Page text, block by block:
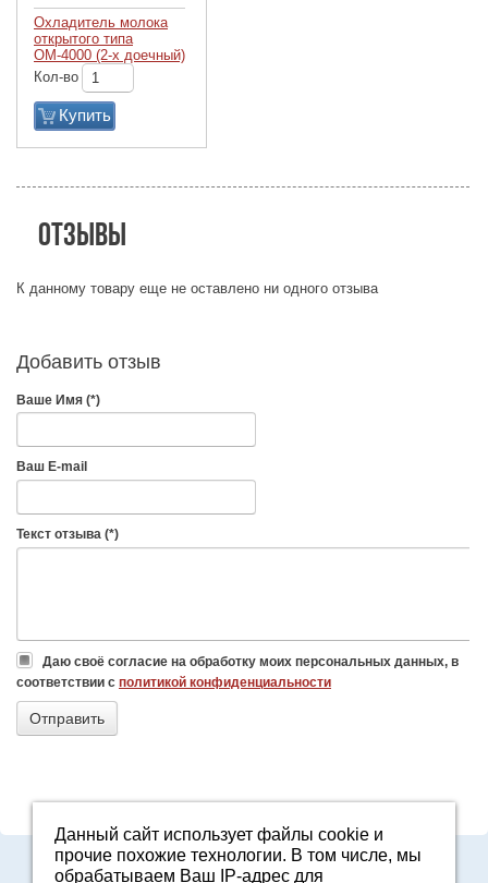
Охладитель молока
открытого типа
ОМ-4000 (2-х доечный)
Кол-во
Купить
Отзывы
К данному товару еще не оставлено ни одного отзыва
Добавить отзыв
Ваше Имя (*)
Ваш E-mail
Текст отзыва (*)
Даю своё согласие на обработку моих персональных данных, в
соответствии с политикой конфиденциальности
8-800-7000-371
2161601@agro96.ru
Данный сайт использует файлы cookie и
прочие похожие технологии. В том числе, мы
обрабатываем Ваш IP-адрес для